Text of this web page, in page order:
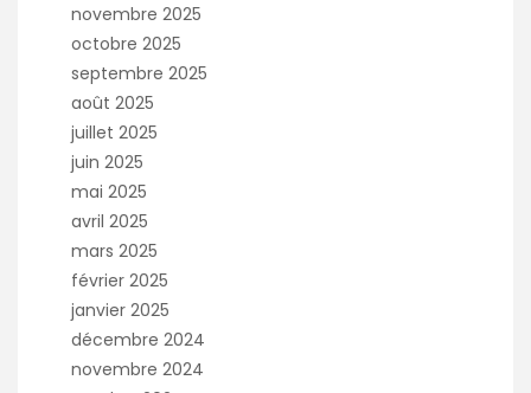
novembre 2025
octobre 2025
septembre 2025
août 2025
juillet 2025
juin 2025
mai 2025
avril 2025
mars 2025
février 2025
janvier 2025
décembre 2024
novembre 2024